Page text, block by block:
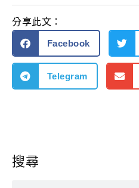
分享此文：
Facebook
Telegram
搜尋